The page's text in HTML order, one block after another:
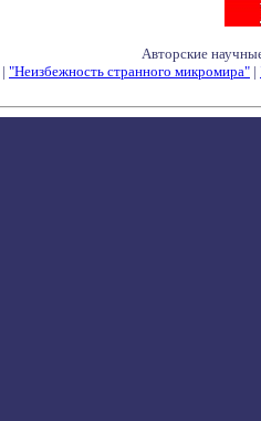
Авторские
| "Неизбежность странного микромира" |